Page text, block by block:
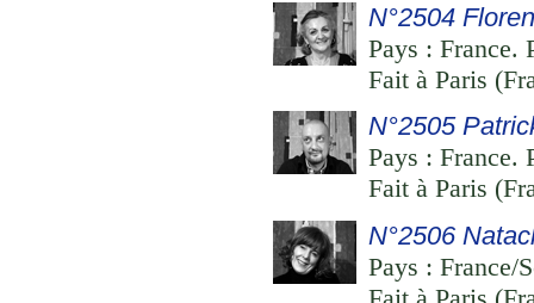
N°2504
Pays : France.
Fait à Paris
N°2505
Pays : France.
Fait à Paris
N°2506
Pays : France/